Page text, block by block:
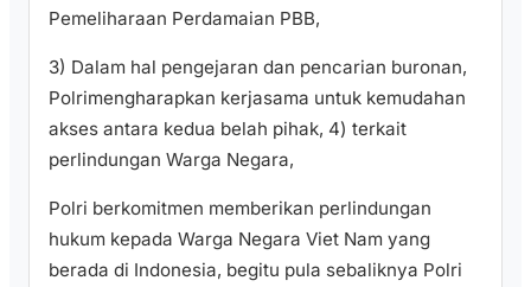
Pemeliharaan Perdamaian PBB,
3) Dalam hal pengejaran dan pencarian buronan,
Polrimengharapkan kerjasama untuk kemudahan
akses antara kedua belah pihak, 4) terkait
perlindungan Warga Negara,
Polri berkomitmen memberikan perlindungan
hukum kepada Warga Negara Viet Nam yang
berada di Indonesia, begitu pula sebaliknya Polri